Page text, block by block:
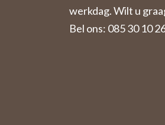
werkdag. Wilt u
Bel ons: 085 30 10